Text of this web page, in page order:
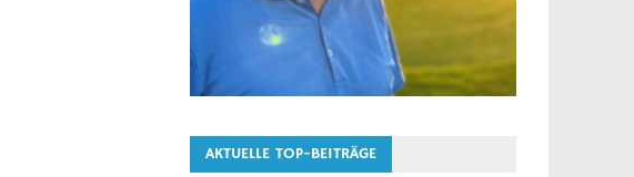
AKTUELLE TOP-BEITRÄGE